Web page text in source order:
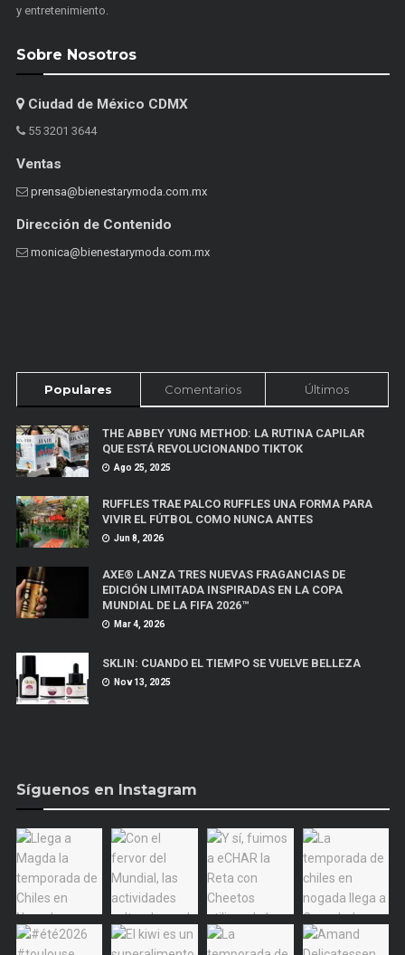
y entretenimiento.
Sobre Nosotros
Ciudad de México CDMX
55 3201 3644
Ventas
prensa@bienestarymoda.com.mx
Dirección de Contenido
monica@bienestarymoda.com.mx
Populares Comentarios Últimos
THE ABBEY YUNG METHOD: LA RUTINA CAPILAR
QUE ESTÁ REVOLUCIONANDO TIKTOK
Ago 25, 2025
RUFFLES TRAE PALCO RUFFLES UNA FORMA PARA
VIVIR EL FÚTBOL COMO NUNCA ANTES
Jun 8, 2026
AXE® LANZA TRES NUEVAS FRAGANCIAS DE
EDICIÓN LIMITADA INSPIRADAS EN LA COPA
MUNDIAL DE LA FIFA 2026™
Mar 4, 2026
SKLIN: CUANDO EL TIEMPO SE VUELVE BELLEZA
Nov 13, 2025
Síguenos en Instagram